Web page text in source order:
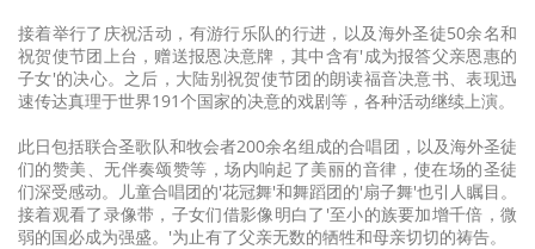
接着举行了庆祝活动，有游行乐队的行进，以及海外圣徒50余名和
祝贺使节团上台，赠送报恩决意牌，其中含有'成为报答父亲恩惠的
子女'的决心。之后，大陆别祝贺使节团的朗读福音决意书、表现迅
速传达真理于世界191个国家的决意的戏剧等，各种活动继续上演。
此日包括联合圣歌队和牧会者200余名组成的合唱团，以及海外圣徒
们的赞美、无伴奏颂赞等，场内响起了美丽的音律，使在场的圣徒
们深受感动。儿童合唱团的'花冠舞'和舞蹈团的'扇子舞'也引人瞩目。
接着观看了录像带，子女们借影像明白了'至小的族要加增千倍，微
弱的国必成为强盛。'为止有了父亲无数的牺牲和母亲切切的祷告。